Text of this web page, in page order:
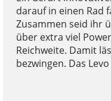
darauf in einen Rad
Zusammen seid ihr
über extra viel
Reichweite. Damit
bezwingen. Das